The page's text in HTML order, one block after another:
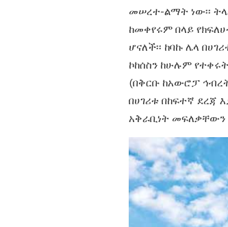
መሠረተ-ልማት ነው፡፡
ከመቀየሩም በላይ
ሆናለች፡፡ ከባኩ ሌላ
ኮከሰስን ከሁሉም
(በቅርቡ ከአውሮፓ
በሀገሪቱ በከፍተኛ ደረጃ
አቅራቢነት መፍለቃቸውን